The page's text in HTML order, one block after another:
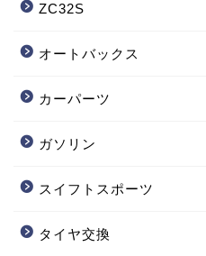
ZC32S
オートバックス
カーパーツ
ガソリン
スイフトスポーツ
タイヤ交換